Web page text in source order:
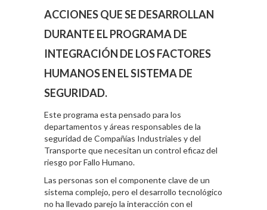
ACCIONES QUE SE DESARROLLAN
DURANTE EL PROGRAMA DE
INTEGRACIÓN DE LOS FACTORES
HUMANOS EN EL SISTEMA DE
SEGURIDAD.
Este programa esta pensado para los
departamentos y áreas responsables de la
seguridad de Compañías Industriales y del
Transporte que necesitan un control eficaz del
riesgo por Fallo Humano.
Las personas son el componente clave de un
sistema complejo, pero el desarrollo tecnológico
no ha llevado parejo la interacción con el